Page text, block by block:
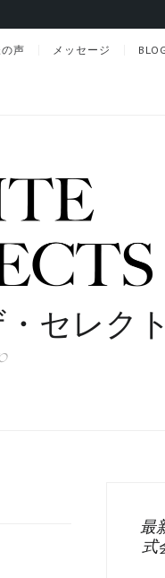
声 メッセージ
セレクト
最
式